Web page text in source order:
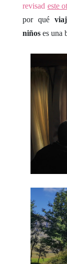
revisad este
por qué
niños es una